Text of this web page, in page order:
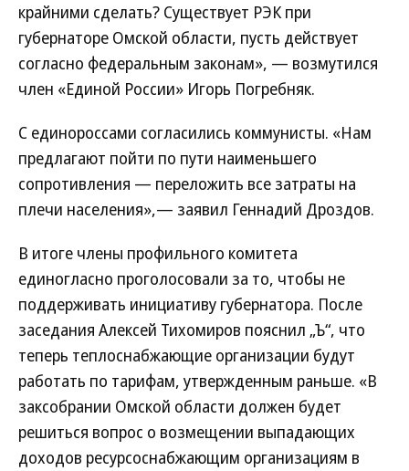
крайними сделать? Существует РЭК при
губернаторе Омской области, пусть действует
согласно федеральным законам», — возмутился
член «Единой России» Игорь Погребняк.
С единороссами согласились коммунисты. «Нам
предлагают пойти по пути наименьшего
сопротивления — переложить все затраты на
плечи населения»,— заявил Геннадий Дроздов.
В итоге члены профильного комитета
единогласно проголосовали за то, чтобы не
поддерживать инициативу губернатора. После
заседания Алексей Тихомиров пояснил „Ъ“, что
теперь теплоснабжающие организации будут
работать по тарифам, утвержденным раньше. «В
заксобрании Омской области должен будет
решиться вопрос о возмещении выпадающих
доходов ресурсоснабжающим организациям в